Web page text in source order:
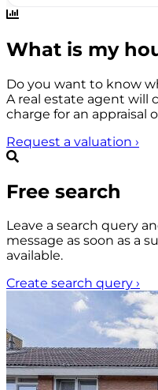
What is my
Do you want to know
A real estate agent will
charge for an appraisal
Request a valuation ›
Free search
Leave a search query
message as soon as a
available.
Create search query ›